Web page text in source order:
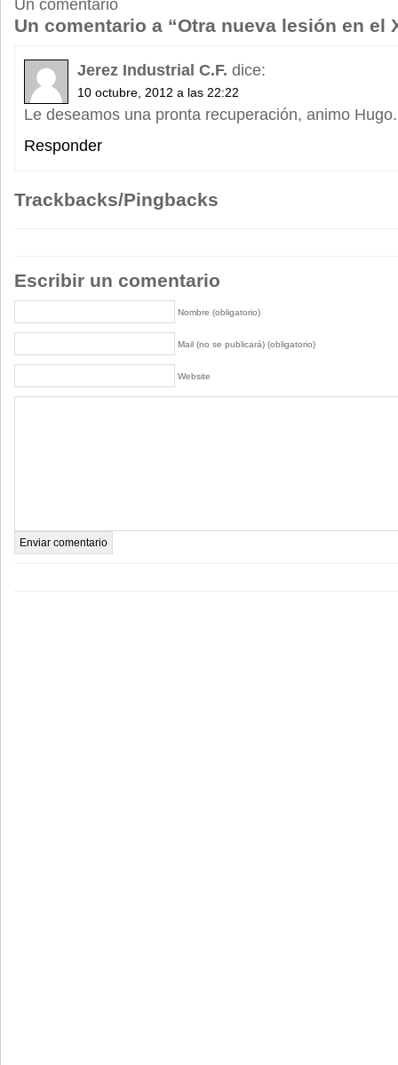
Un comentario
Un comentario a “Otra nueva lesión en el
Jerez Industrial C.F. dice:
10 octubre, 2012 a las 22:22
Le deseamos una pronta recuperación, animo Hugo.
Responder
Trackbacks/Pingbacks
Escribir un comentario
Nombre (obligatorio)
Mail (no se publicará) (obligatorio)
Website